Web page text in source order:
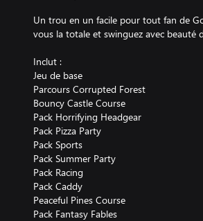
Un trou en un facile pour tout fan de
vous la totale et swinguez avec beauté
Inclut :
Jeu de base
Parcours Corrupted Forest
Bouncy Castle Course
Pack Horrifying Headgear
Pack Pizza Party
Pack Sports
Pack Summer Party
Pack Racing
Pack Caddy
Peaceful Pines Course
Pack Fantasy Fables